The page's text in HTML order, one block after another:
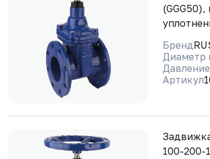
Бренд
Диаметр
Артикул
100-200-